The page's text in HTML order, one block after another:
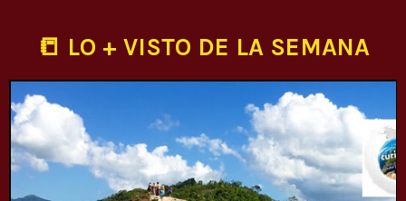
📒 LO + VISTO DE LA SEMANA